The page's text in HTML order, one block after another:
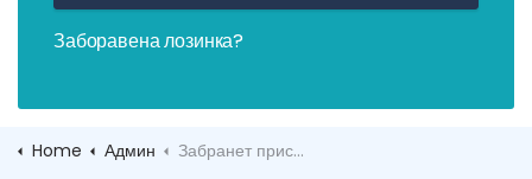
Заборавена лозинка?
Home Админ Забранет пристап